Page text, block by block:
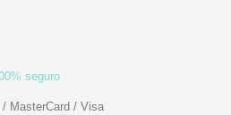
seguro
/ MasterCard / Visa